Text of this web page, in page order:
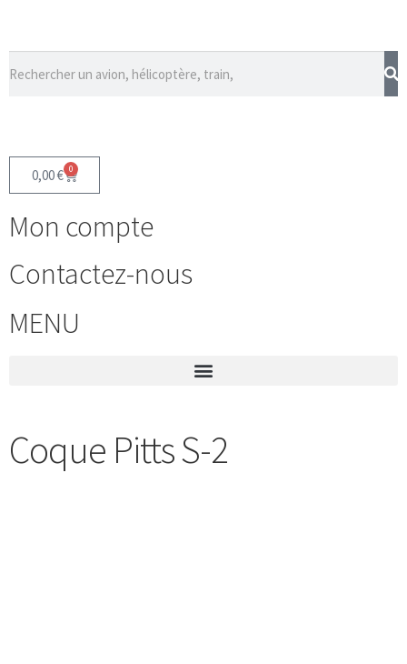
0,00€ 0
Mon compte
Contactez-nous
MENU
Coque Pitts S-2